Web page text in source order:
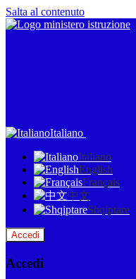
Salta al contenuto
Italiano
Italiano
English
Français
中文
Shqiptare
Accedi
Accedi